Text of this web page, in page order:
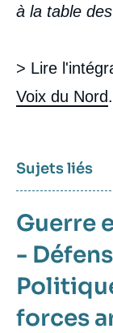
à la table
> Lire
Voix du Nord.
Sujets liés
Guerre
-
forces